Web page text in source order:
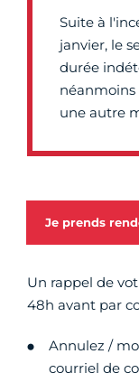
Suite à
janvier, le
durée
une autre
Je prends
Un rappel de
48h avant par
Annulez /
courriel de